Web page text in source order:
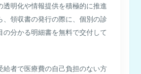
透明化や情報提供を積極的に推進
、領収書の発行の際に、個別の診
の分かる明細書を無料で交付して
給者で医療費の自己負担のない方